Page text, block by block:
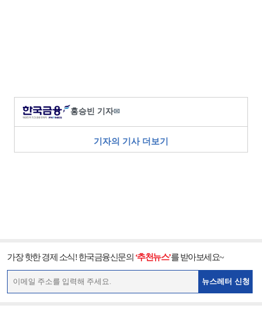
홍승빈 기자✉
기자의 기사 더보기
가장 핫한 경제 소식! 한국금융신문의 ‘추천뉴스’를 받아보세요~
뉴스레터 신청